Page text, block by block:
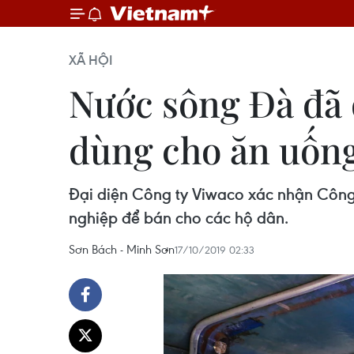
XÃ HỘI
Nước sông Đà
dùng cho ăn
Đại diện Công ty Viwaco xác nhận
nghiệp để bán cho các hộ dân.
Sơn Bách - Minh Sơn17/10/2019 02:33